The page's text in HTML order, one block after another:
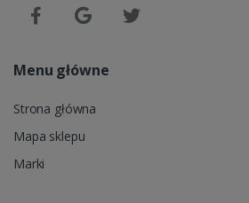
Menu główne
Strona główna
Mapa sklepu
Marki